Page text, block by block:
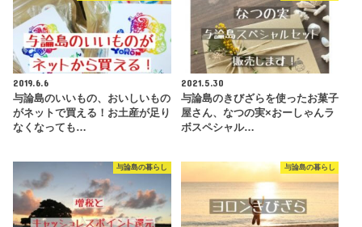
2019.6.6
与論島のいいもの、おいしいもの
がネットで買える！お土産が足り
なくなっても…
2021.5.30
与論島のきびざらを使ったお菓子
屋さん、なつの実×おーしゃんラ
ボスペシャル…
与論島の暮らし 与論島の暮らし